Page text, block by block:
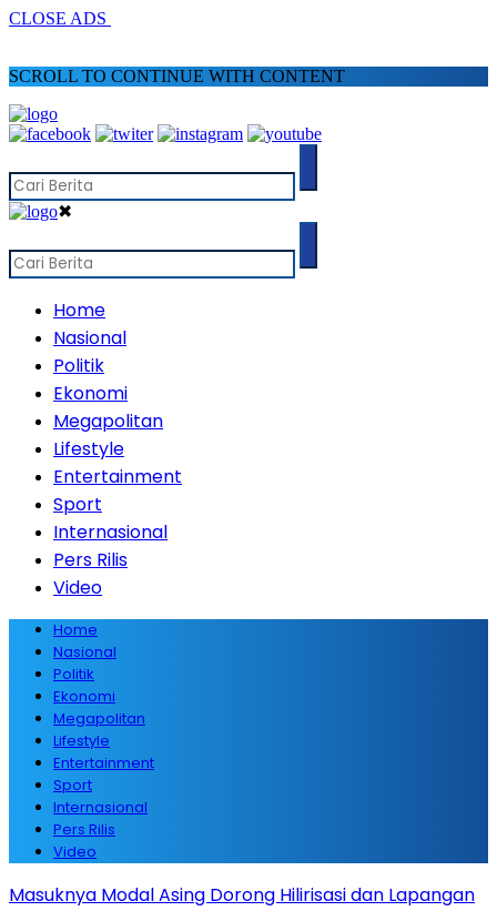
CLOSE ADS
SCROLL TO CONTINUE WITH CONTENT
✖
Home
Nasional
Politik
Ekonomi
Megapolitan
Lifestyle
Entertainment
Sport
Internasional
Pers Rilis
Video
Home
Nasional
Politik
Ekonomi
Megapolitan
Lifestyle
Entertainment
Sport
Internasional
Pers Rilis
Video
Masuknya Modal Asing Dorong Hilirisasi dan Lapangan